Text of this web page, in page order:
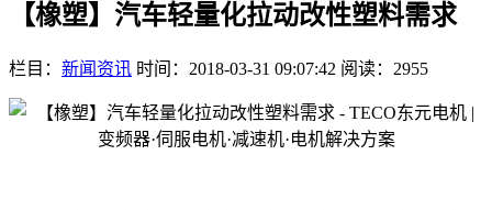
【橡塑】汽车轻量化拉动改性塑料需求
栏目： 新闻资讯 时间：2018-03-31 09:07:42 阅读：2955